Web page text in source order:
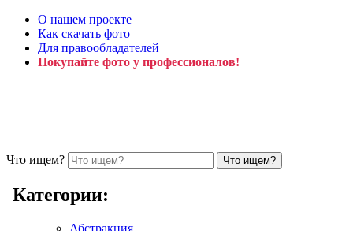
О нашем проекте
Как скачать фото
Для правообладателей
Покупайте фото у профессионалов!
Что ищем?
Категории:
Абстракция